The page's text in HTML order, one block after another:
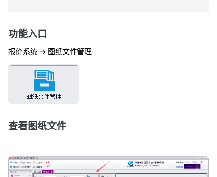
功能入口
报价系统 -> 图纸文件管理
查看图纸文件